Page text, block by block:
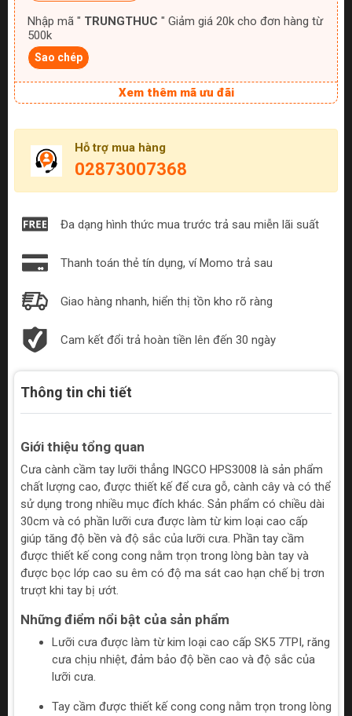
Nhập mã " TRUNGTHUC " Giảm giá 20k cho đơn hàng từ
500k
Sao chép
Xem thêm mã ưu đãi
Hỗ trợ mua hàng
02873007368
Đa dạng hình thức mua trước trả sau miễn lãi suất
Thanh toán thẻ tín dụng, ví Momo trả sau
Giao hàng nhanh, hiển thị tồn kho rõ ràng
Cam kết đổi trả hoàn tiền lên đến 30 ngày
Thông tin chi tiết
Giới thiệu tổng quan
Cưa cành cầm tay lưỡi thẳng INGCO HPS3008 là sản phẩm
chất lượng cao, được thiết kế để cưa gỗ, cành cây và có thể
sử dụng trong nhiều mục đích khác. Sản phẩm có chiều dài
30cm và có phần lưỡi cưa được làm từ kim loại cao cấp
giúp tăng độ bền và độ sắc của lưỡi cưa. Phần tay cầm
được thiết kế cong cong nằm trọn trong lòng bàn tay và
được bọc lớp cao su êm có độ ma sát cao hạn chế bị trơn
trượt khi tay bị ướt.
Những điểm nổi bật của sản phẩm
Lưỡi cưa được làm từ kim loại cao cấp SK5 7TPI, răng
cưa chịu nhiệt, đảm bảo độ bền cao và độ sắc của
lưỡi cưa.
Tay cầm được thiết kế cong cong nằm trọn trong lòng